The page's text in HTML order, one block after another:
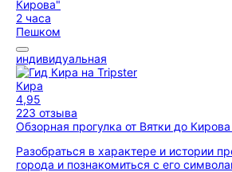
2 часа
Пешком
индивидуальная
Кира
4,95
223 отзыва
Обзорная прогулка от Вятки до Кирова
Разобраться в характере и истории
города и познакомиться с его